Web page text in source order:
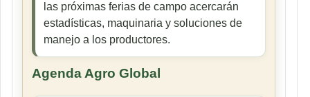
las próximas ferias de campo acercarán
estadísticas, maquinaria y soluciones de
manejo a los productores.
Agenda Agro Global